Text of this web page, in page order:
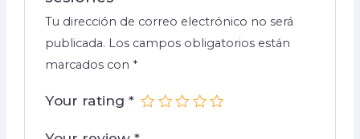
Tu dirección de correo electrónico no será
publicada. Los campos obligatorios están
marcados con *
Your rating *